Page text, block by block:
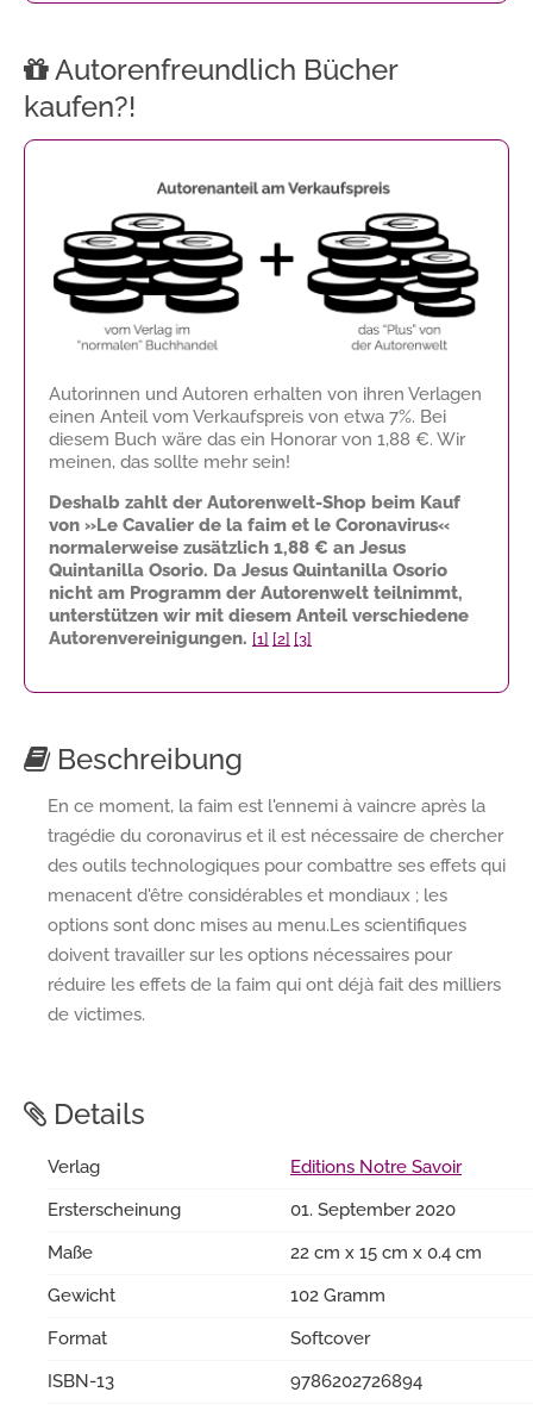
Autorenfreundlich Bücher
kaufen?!
Autorinnen und Autoren erhalten von ihren Verlagen
einen Anteil vom Verkaufspreis von etwa 7%. Bei
diesem Buch wäre das ein Honorar von 1,88 €. Wir
meinen, das sollte mehr sein!
Deshalb zahlt der Autorenwelt-Shop beim Kauf
von »Le Cavalier de la faim et le Coronavirus«
normalerweise zusätzlich 1,88 € an Jesus
Quintanilla Osorio. Da Jesus Quintanilla Osorio
nicht am Programm der Autorenwelt teilnimmt,
unterstützen wir mit diesem Anteil verschiedene
Autorenvereinigungen. [1] [2] [3]
Beschreibung
En ce moment, la faim est l'ennemi à vaincre après la
tragédie du coronavirus et il est nécessaire de chercher
des outils technologiques pour combattre ses effets qui
menacent d'être considérables et mondiaux ; les
options sont donc mises au menu.Les scientifiques
doivent travailler sur les options nécessaires pour
réduire les effets de la faim qui ont déjà fait des milliers
de victimes.
Details
Verlag
Editions Notre Savoir
Ersterscheinung
01. September 2020
Maße
22 cm x 15 cm x 0.4 cm
Gewicht
102 Gramm
Format
Softcover
ISBN-13
9786202726894